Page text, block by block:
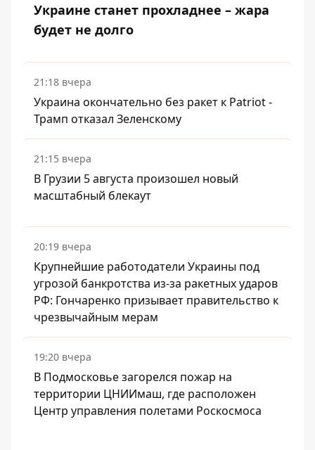
Украине станет прохладнее – жара
будет не долго
21:18 вчера
Украина окончательно без ракет к Patriot -
Трамп отказал Зеленскому
21:15 вчера
В Грузии 5 августа произошел новый
масштабный блекаут
20:19 вчера
Крупнейшие работодатели Украины под
угрозой банкротства из-за ракетных ударов
РФ: Гончаренко призывает правительство к
чрезвычайным мерам
19:20 вчера
В Подмосковье загорелся пожар на
территории ЦНИИмаш, где расположен
Центр управления полетами Роскосмоса